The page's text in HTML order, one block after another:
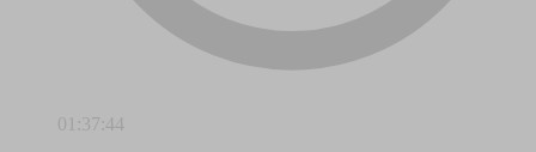
01:37:44